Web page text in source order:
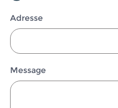
Adresse
Message